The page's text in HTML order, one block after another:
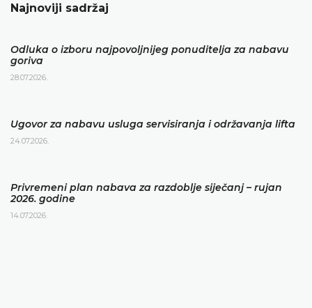
Najnoviji sadržaj
Odluka o izboru najpovoljnijeg ponuditelja za nabavu
goriva
28.07.2026.
Ugovor za nabavu usluga servisiranja i održavanja lifta
24.07.2026.
Privremeni plan nabava za razdoblje siječanj – rujan
2026. godine
14.07.2026.